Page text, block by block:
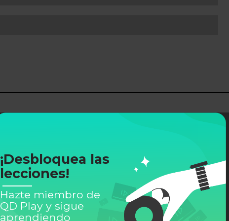
¡Desbloquea las
lecciones!
Hazte miembro de
QD Play y sigue
aprendiendo